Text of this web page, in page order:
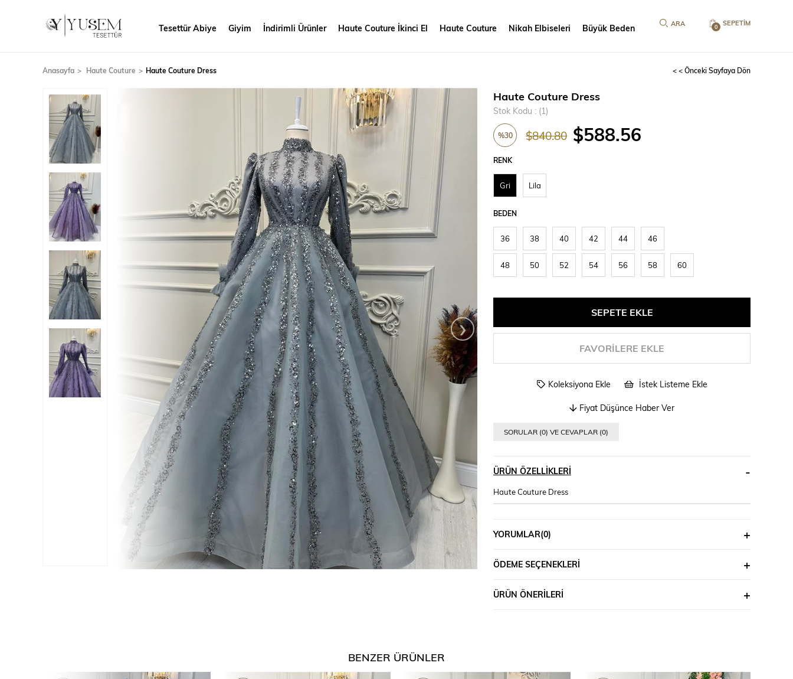
SEPETIM
0
Tesettür Abiye Giyim İndirimli Ürünler Haute Couture İkinci El Haute Couture Nikah Elbiseleri Büyük Beden
Anasayfa Haute Couture Haute Couture Dress < < Önceki Sayfaya Dön
›
Haute Couture Dress
Stok Kodu (1)
%30
İndirim
$840.80 $588.56
RENK
Gri Lila
BEDEN
36 38 40 42 44 46
48 50 52 54 56 58 60
FAVORILERE EKLE
Koleksiyona Ekle İstek Listeme Ekle
Fiyat Düşünce Haber Ver
SORULAR (0) VE CEVAPLAR (0)
ÜRÜN ÖZELLIKLERI
Haute Couture Dress
YORUMLAR(0)
ÖDEME SEÇENEKLERI
ÜRÜN ÖNERILERI
BENZER ÜRÜNLER